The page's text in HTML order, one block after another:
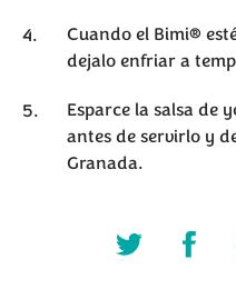
Cuando el Bimi®
dejalo enfriar a
Esparce la salsa de
antes de servirlo y
Granada.